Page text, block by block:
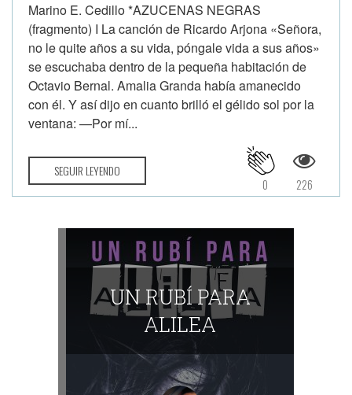
Marino E. Cedillo *AZUCENAS NEGRAS
(fragmento) I La canción de Ricardo Arjona «Señora,
no le quite años a su vida, póngale vida a sus años»
se escuchaba dentro de la pequeña habitación de
Octavio Bernal. Amalia Granda había amanecido
con él. Y así dijo en cuanto brilló el gélido sol por la
ventana: —Por mí...
SEGUIR LEYENDO
226
0
UN RUBÍ PARA
ALILEA